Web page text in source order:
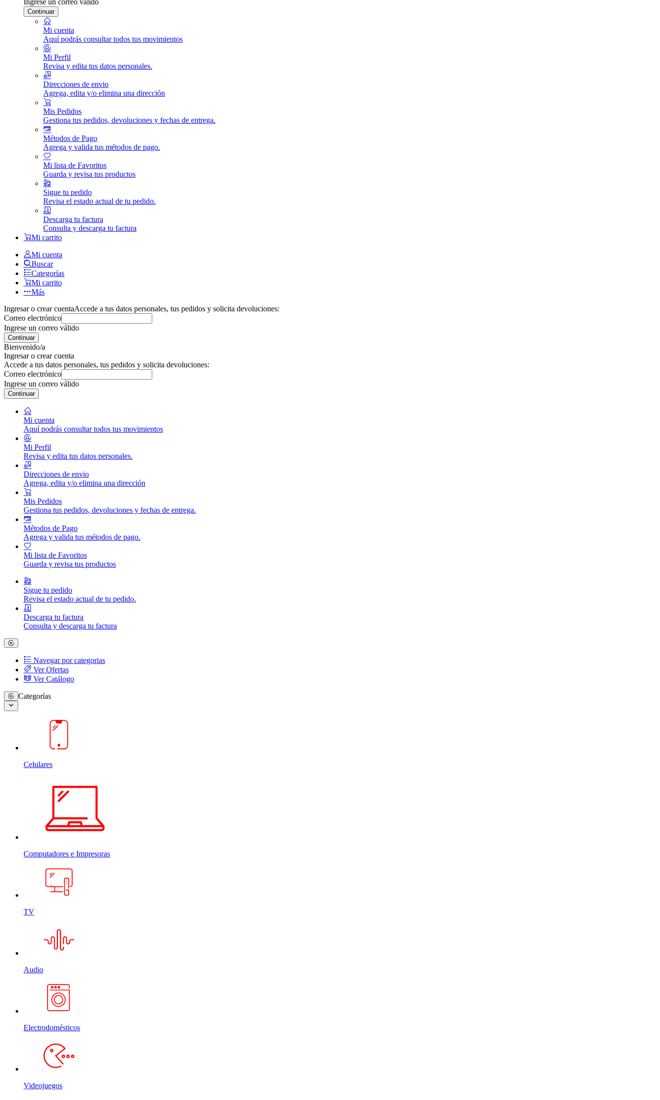
Continuar
Mi cuenta
Aquí podrás consultar todos tus movimientos
Mi Perfil
Revisa y edita tus datos personales.
Direcciones de envio
Agrega, edita y/o elimina una dirección
Mis Pedidos
Gestiona tus pedidos, devoluciones y fechas de entrega.
Métodos de Pago
Agrega y valida tus métodos de pago.
Mi lista de Favoritos
Guarda y revisa tus productos
Sigue tu pedido
Revisa el estado actual de tu pedido.
Descarga tu factura
Consulta y descarga tu factura
Mi carrito
Mi cuenta
Buscar
Categorías
Mi carrito
Más
Ingresar o crear cuentaAccede a tus datos personales, tus pedidos y solicita devoluciones:
Correo electrónico
Ingrese un correo válido
Continuar
Bienvenido/a
Ingresar o crear cuenta
Accede a tus datos personales, tus pedidos y solicita devoluciones:
Correo electrónico
Ingrese un correo válido
Continuar
Mi cuenta
Aquí podrás consultar todos tus movimientos
Mi Perfil
Revisa y edita tus datos personales.
Direcciones de envio
Agrega, edita y/o elimina una dirección
Mis Pedidos
Gestiona tus pedidos, devoluciones y fechas de entrega.
Métodos de Pago
Agrega y valida tus métodos de pago.
Mi lista de Favoritos
Guarda y revisa tus productos
Sigue tu pedido
Revisa el estado actual de tu pedido.
Descarga tu factura
Consulta y descarga tu factura
Navegar por categorias
Ver Ofertas
Ver Catálogo
Categorías
Celulares
Computadores e Impresoras
TV
Audio
Electrodomésticos
Videojuegos